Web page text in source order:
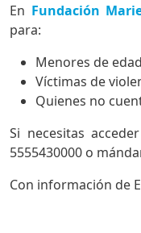
En Fundación
para:
Menores de
Víctimas de
Quienes no
Si necesitas
5555430000 o
Con información de